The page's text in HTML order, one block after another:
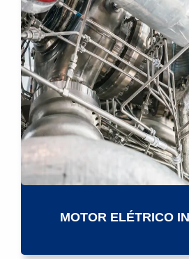
MOTOR ELÉTRICO